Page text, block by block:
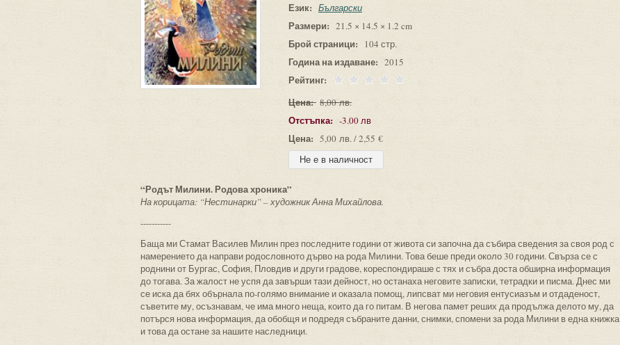
Език: Български
Размери: 21.5 × 14.5 × 1.2 cm
Брой страници: 104 стр.
Година на издаване: 2015
Рейтинг:
Цена: 8,00 лв.
Отстъпка: -3.00 лв
Цена: 5,00 лв. / 2,55 €
“Родът Милини. Родова хроника”
На корицата: “Нестинарки” – художник Анна Михайлова.
-----------
Баща ми Стамат Василев Милин през последните години от живота си започна да събира сведения за своя род с
намерението да направи родословното дърво на рода Милини. Това беше преди около 30 години. Свърза се с
роднини от Бургас, София, Пловдив и други градове, кореспондираше с тях и събра доста обширна информация
до тогава. За жалост не успя да завърши тази дейност, но останаха неговите записки, тетрадки и писма. Днес ми
се иска да бях обърнала по-голямо внимание и оказала помощ, липсват ми неговия ентусиазъм и отдаденост,
съветите му, осъзнавам, че има много неща, които да го питам. В негова памет реших да продължа делото му, да
потърся нова информация, да обобщя и подредя събраните данни, снимки, спомени за рода Милини в една книжка
и това да остане за нашите наследници.